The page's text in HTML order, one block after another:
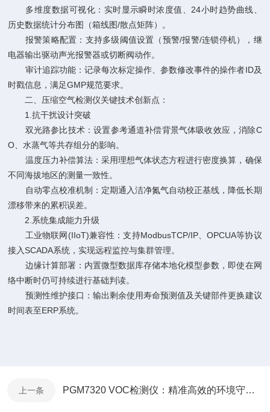
多维度数据可视化：实时显示瞬时浓度值、24小时趋势曲线、
历史数据统计分布图（箱线图/散点矩阵）。
报警策略配置：支持多级阈值设置（预警/报警/连锁停机），继
电器输出驱动声光报警器或切断阀动作。
审计追踪功能：记录每次标定操作、参数修改事件的操作者ID及
时戳信息，满足GMP规范要求。
二、压缩空气检测仪关键技术创新点：
1.抗干扰设计突破
双光路参比技术：设置参考通道补偿背景气体吸收效应，消除C
O、水蒸气等共存组分的影响。
温度压力补偿算法：采用理想气体状态方程进行密度换算，确保
不同海拔地区的测量一致性。
自动零点校准机制：定期通入洁净氮气自动校正基线，降低长期
漂移带来的累积误差。
2.系统集成能力升级
工业物联网(IIoT)兼容性：支持ModbusTCP/IP、OPCUA等协议
接入SCADA系统，实现远程监控与集群管理。
边缘计算部署：内置微型数据库存储本地化模型参数，即使在网
络中断时仍可持续进行基础判读。
预测性维护接口：输出剩余使用寿命预测值及关键部件更换建议
时间表至ERP系统。
上一条 PGM7320 VOC检测仪：精准高效的环境守护者